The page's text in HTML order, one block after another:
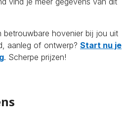
betrouwbare hovenier bij jou uit
aanleg of ontwerp? Start nu je
. Scherpe prijzen!